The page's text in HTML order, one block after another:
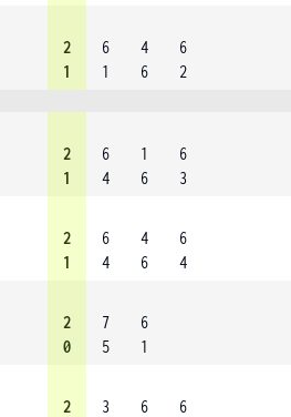
2
1
6
1
4
6
6
2
2
1
6
4
1
6
6
3
2
1
6
4
4
6
6
4
2
0
7
5
6
1
2
3
6
6